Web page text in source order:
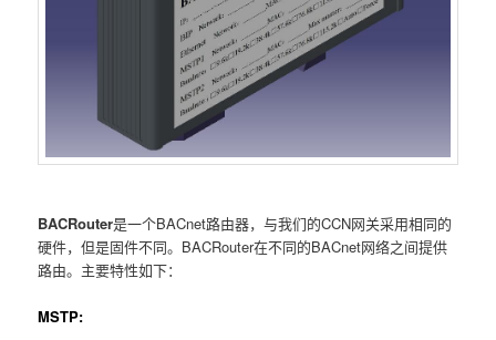
BACRouter是一个BACnet路由器，与我们的CCN网关采用相同的
硬件，但是固件不同。BACRouter在不同的BACnet网络之间提供
路由。主要特性如下：
MSTP: